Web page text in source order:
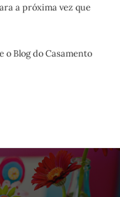
a próxima vez que
Blog do Casamento